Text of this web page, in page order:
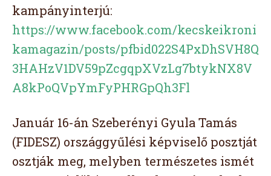
kampányinterjú:
https://www.facebook.com/kecskeikroni
kamagazin/posts/pfbid022S4PxDhSVH8Q
3HAHzV1DV59pZcgqpXVzLg7btykNX8V
A8kPoQVpYmFyPHRGpQh3Fl
Január 16-án Szeberényi Gyula Tamás
(FIDESZ) országgyűlési képviselő posztját
osztják meg, melyben természetes ismét